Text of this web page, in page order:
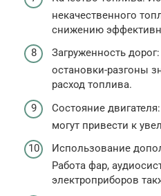
некачественного
снижению
Загруженность
остановки-разгоны
расход топлива.
Состояние
могут привести к
Использование
Работа фар,
электроприборов